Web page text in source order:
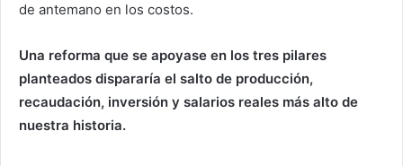
de antemano en los costos.
Una reforma que se apoyase en los tres pilares
planteados dispararía el salto de producción,
recaudación, inversión y salarios reales más alto de
nuestra historia.